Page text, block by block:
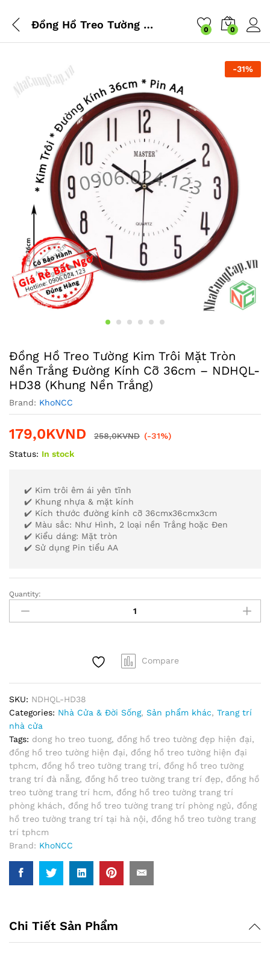
Đồng Hồ Treo Tường Kim Trôi Mặt Tròn Nền Trắng Đường Kính Cỡ 36cm – NDHQL-HD38 (Khung Nền Trắng) 0 0
-31%
Đồng Hồ Treo Tường Kim Trôi Mặt Tròn
Nền Trắng Đường Kính Cỡ 36cm – NDHQL-
HD38 (Khung Nền Trắng)
Brand: KhoNCC
179,0KVND 258,0KVND (-31%)
Status: In stock
✔️ Kim trôi êm ái yên tĩnh
✔️ Khung nhựa & mặt kính
✔️ Kích thước đường kính cỡ 36cmx36cmx3cm
✔️ Màu sắc: Như Hình, 2 loại nền Trắng hoặc Đen
✔️ Kiểu dáng: Mặt tròn
✔️ Sử dụng Pin tiểu AA
Đồng
Treo
Nền
Trắng
Đường
Kính
Cỡ
36cm
-
NDHQL-
HD38
(Khung
Nền
Trắng)
quantity
Quantity:
Compare
SKU: NDHQL-HD38
Categories: Nhà Cửa & Đời Sống, Sản phẩm khác, Trang trí
nhà cửa
Tags: dong ho treo tuong, đồng hồ treo tường đẹp hiện đại,
đồng hồ treo tường hiện đại, đồng hồ treo tường hiện đại
tphcm, đồng hồ treo tường trang trí, đồng hồ treo tường
trang trí đà nẵng, đồng hồ treo tường trang trí đẹp, đồng hồ
treo tường trang trí hcm, đồng hồ treo tường trang trí
phòng khách, đồng hồ treo tường trang trí phòng ngủ, đồng
hồ treo tường trang trí tại hà nội, đồng hồ treo tường trang
trí tphcm
Brand: KhoNCC
Chi Tiết Sản Phẩm